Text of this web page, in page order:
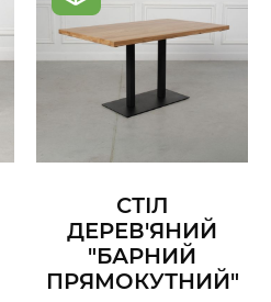
СТІЛ
ДЕРЕВ'ЯНИЙ
"БАРНИЙ
ПРЯМОКУТНИЙ"